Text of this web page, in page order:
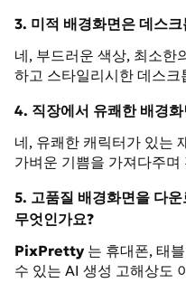
3. 미적 배경화면은 데스
네, 부드러운 색상, 최소한
하고 스타일리시한 데스크
4. 직장에서 유쾌한 배경
네, 유쾌한 캐릭터가 있는
가벼운 기쁨을 가져다주
5. 고품질 배경화면을 다
무엇인가요?
PixPretty 는 휴대폰, 태
수 있는 AI 생성 고해상도